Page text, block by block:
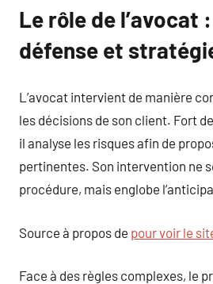
Le rôle de l’avocat
défense et
L’avocat intervient de manière
les décisions de son client. Fort
il analyse les risques afin de
pertinentes. Son intervention ne
procédure, mais englobe
Source à propos de pour voir le
Face à des règles complexes, le